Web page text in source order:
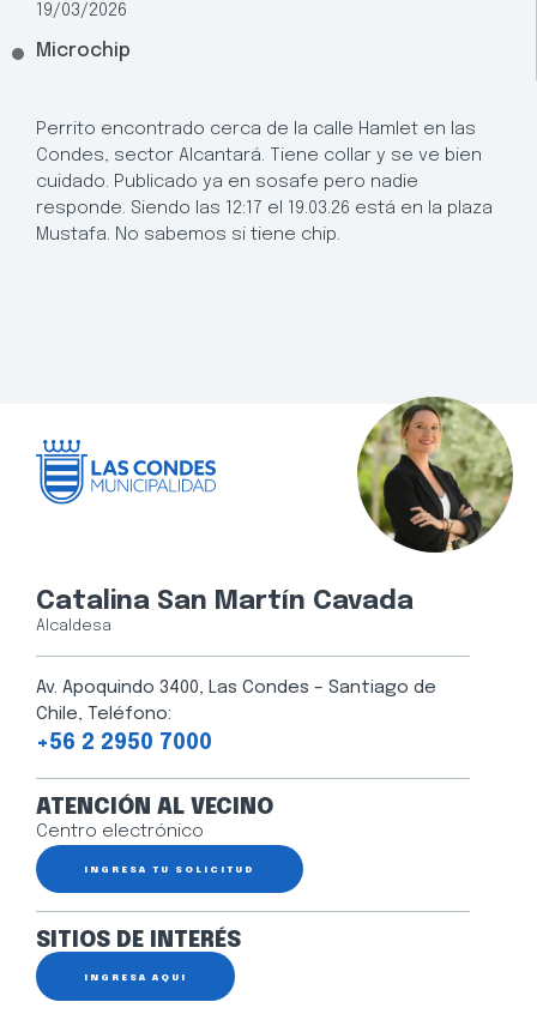
19/03/2026
Microchip
Perrito encontrado cerca de la calle Hamlet en las
Condes, sector Alcantará. Tiene collar y se ve bien
cuidado. Publicado ya en sosafe pero nadie
responde. Siendo las 12:17 el 19.03.26 está en la plaza
Mustafa. No sabemos si tiene chip.
Catalina San Martín Cavada
Alcaldesa
Av. Apoquindo 3400, Las Condes – Santiago de
Chile, Teléfono:
+56 2 2950 7000
ATENCIÓN AL VECINO
Centro electrónico
INGRESA TU SOLICITUD
SITIOS DE INTERÉS
INGRESA AQUÍ